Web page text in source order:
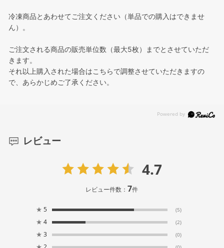
冷凍商品とあわせてご注文ください（単品での購入はできませ
ん）。
ご注文される商品の販売単位数（最大5枚）までとさせていただ
きます。
それ以上購入された場合はこちらで調整させていただきますの
で、あらかじめご了承ください。
レビュー
4.7
レビュー件数：7件
★ 5 (5)
★ 4 (2)
★ 3 (0)